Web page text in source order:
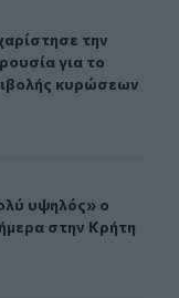
Γερουσία
την
την
για το
κυρώσεων
και σήμερα
υψηλός» ο
υψηλός» ο
στην Κρήτη